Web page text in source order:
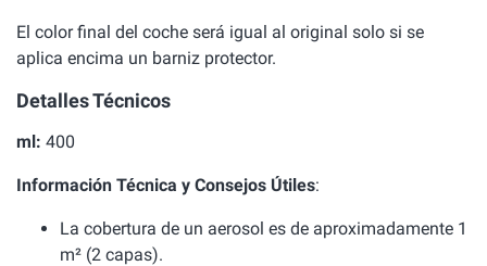
El color final del coche será igual al original solo si se
aplica encima un barniz protector.
Detalles Técnicos
ml: 400
Información Técnica y Consejos Útiles:
La cobertura de un aerosol es de aproximadamente 1
m² (2 capas).